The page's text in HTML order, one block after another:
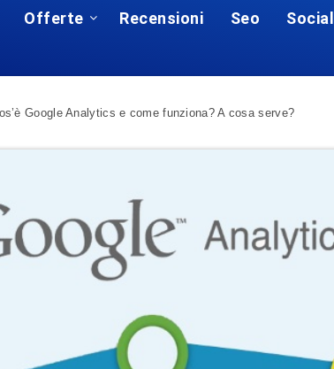
Offerte Recensioni Seo Social
Google Analytics e come funziona? A cosa serve?